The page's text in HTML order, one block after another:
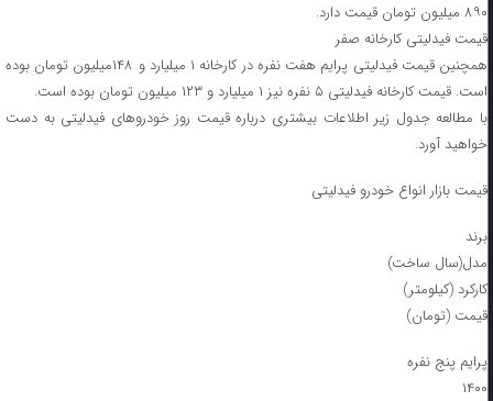
۸۹۰ میلیون تومان قیمت دارد.
قیمت فیدلیتی کارخانه صفر
همچنین قیمت فیدلیتی پرایم هفت نفره در کارخانه ۱ میلیارد و ۱۴۸میلیون تومان بوده
است. قیمت کارخانه فیدلیتی ۵ نفره نیز ۱ میلیارد و ۱۲۳ میلیون تومان بوده است.
با مطالعه جدول زیر اطلاعات بیشتری درباره قیمت روز خودروهای فیدلیتی به دست
خواهید آورد.​
قیمت بازار انواع خودرو فیدلیتی
برند
مدل(سال ساخت)
کارکرد (کیلومتر)
قیمت (تومان)
پرایم پنج نفره
۱۴۰۰